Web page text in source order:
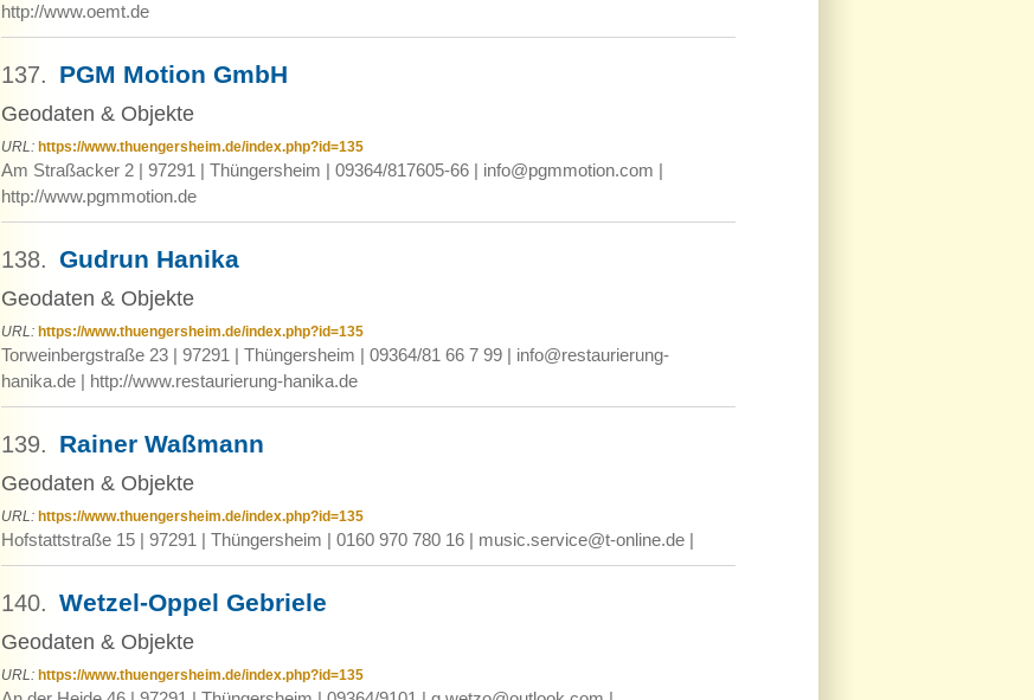
http://www.oemt.de
137. PGM Motion GmbH
Geodaten & Objekte
URL: https://www.thuengersheim.de/index.php?id=135
Am Straßacker 2 | 97291 | Thüngersheim | 09364/817605-66 | info@pgmmotion.com |
http://www.pgmmotion.de
138. Gudrun Hanika
Geodaten & Objekte
URL: https://www.thuengersheim.de/index.php?id=135
Torweinbergstraße 23 | 97291 | Thüngersheim | 09364/81 66 7 99 | info@restaurierung-
hanika.de | http://www.restaurierung-hanika.de
139. Rainer Waßmann
Geodaten & Objekte
URL: https://www.thuengersheim.de/index.php?id=135
Hofstattstraße 15 | 97291 | Thüngersheim | 0160 970 780 16 | music.service@t-online.de |
140. Wetzel-Oppel Gebriele
Geodaten & Objekte
URL: https://www.thuengersheim.de/index.php?id=135